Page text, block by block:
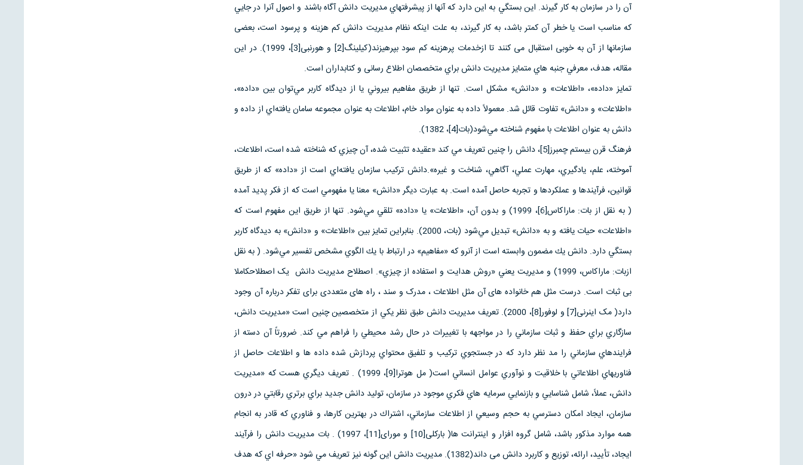
آن را در سازمان به كار گيرند. اين بستگي به اين دارد كه آنها از پيشرفتهاي مديريت دانش آگاه باشند و اصول آنرا در جايي
كه مناسب است يا خطر آن كمتر باشد، به كار گيرند، به علت اینکه نظام مدیریت دانش کم هزینه و پرسود است، بعضی
سازمانها از آن به خوبی استقبال می کنند تا ازخدمات پرهزينه کم سود بپرهیزند(کیلینگ[2] و هورنبی[3]، 1999). در اين
مقاله، ‌هدف، معرفي جنبه هاي متمايز مديريت دانش براي متخصصان اطلاع رسانی و كتابداران است.
تمايز «داده»، «اطلاعات» و «دانش» مشكل است. تنها از طريق مفاهيم بيروني يا از ديدگاه كاربر مي‌توان بين «داده»،
«اطلاعات» و «دانش» تفاوت قائل شد. معمولاً داده به عنوان مواد خام، اطلاعات به عنوان مجموعه سامان يافته‌اي از داده و
دانش به عنوان اطلاعات با مفهوم شناخته مي‌شود(بات[4]، 1382).
فرهنگ قرن بيستم چمبرز[5]، دانش را چنين تعريف مي كند «عقيده تثبيت شده، آن چيزي كه شناخته شده است، اطلاعات،
آموخته، علم، يادگيري، مهارت عملي، آگاهي، شناخت و غيره».دانش تركيب سازمان يافته‌اي است از «داده» كه از طريق
قوانين، فرآيندها و عملكردها و تجربه حاصل آمده است. به عبارت ديگر «دانش» معنا يا مفهومي است كه از فكر پديد آمده
( به نقل از بات: ماراكاس[6]، 1999) و بدون آن، «اطلاعات» يا «داده» تلقي مي‌شود. تنها از طريق اين مفهوم است كه
«اطلاعات» حيات يافته و به «دانش» تبديل مي‌شود (بات، 2000). بنابراين تمايز بين «اطلاعات» و «دانش» به ديدگاه كاربر
بستگي دارد. دانش يك مضمون وابسته است از آنرو كه «مفاهيم» در ارتباط با يك الگوي مشخص تفسير مي‌شود. ( به نقل
ازبات: ماراكاس، 1999) و مديريت يعني «روش هدايت و استفاده از چيزي». اصطلاح مدیریت دانش یک اصطلاحکاملا
بی ثبات است. درست مثل هم خانواده های آن مثل اطلاعات ، مدرک و سند ، راه های متعددی برای تفکر درباره آن وجود
دارد( مک اینرنی[7] و لوفور[8]، 2000). تعريف مديريت دانش طبق نظر يكي از متخصصين چنين است «مديريت دانش،
سازگاري براي حفظ و ثبات سازماني را در مواجهه با تغييرات در حال رشد محيطي را فراهم مي كند. ضرورتاً آن دسته از
فرايندهاي سازماني را مد نظر دارد كه در جستجوي تركيب و تلفيق محتواي پردازش شده داده ها و اطلاعات حاصل از
فناوريهاي اطلاعاتي با خلاقيت و نوآوري عوامل انساني است( مل هوترا[9]، 1999) . تعريف ديگري هست كه «مديريت
دانش، عملاً، شامل شناسايي و بازنمايي سرمايه هاي فكري موجود در سازمان، توليد دانش جديد براي برتري رقابتي در درون
سازمان، ايجاد امكان دسترسي به حجم وسيعي از اطلاعات سازماني، اشتراك در بهترين كارها، و فناوري كه قادر به انجام
همه موارد مذكور باشد، شامل گروه افزار و اينترانت ها( بارکلی[10] و مورای[11]، 1997) . بات مديريت دانش را فرآيند
ايجاد، تأييد، ارائه، توزيع و كاربرد دانش می داند(1382). مديريت دانش اين گونه نيز تعريف مي شود «حرفه اي كه هدف